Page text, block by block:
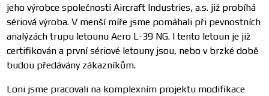
jeho výrobce společnosti Aircraft Industries, a.s. již probíhá
sériová výroba. V menší míře jsme pomáhali při pevnostních
analýzách trupu letounu Aero L-39 NG. I tento letoun je již
certifikován a první sériové letouny jsou, nebo v brzké době
budou předávány zákazníkům.
Loni jsme pracovali na komplexním projektu modifikace